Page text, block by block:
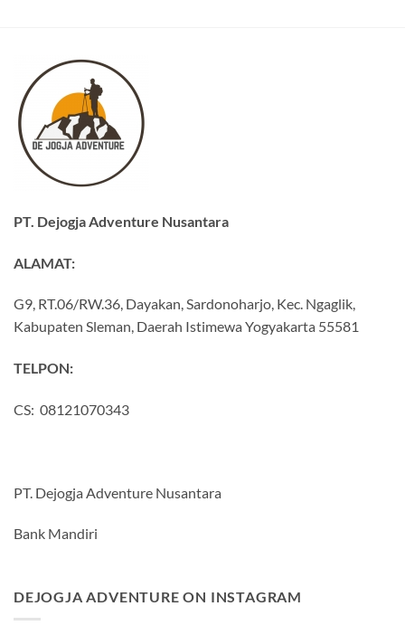
PT. Dejogja Adventure Nusantara
ALAMAT:
G9, RT.06/RW.36, Dayakan, Sardonoharjo, Kec. Ngaglik,
Kabupaten Sleman, Daerah Istimewa Yogyakarta 55581
TELPON:
CS: 08121070343
PT. Dejogja Adventure Nusantara
Bank Mandiri
DEJOGJA ADVENTURE ON INSTAGRAM